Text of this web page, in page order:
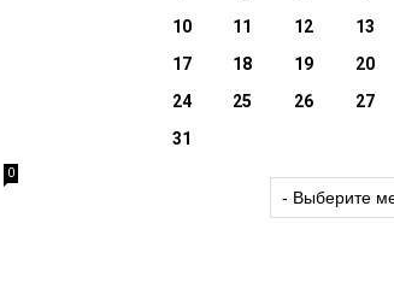
0
10
11 12 13
17
18 19 20
24
25 26 27
31